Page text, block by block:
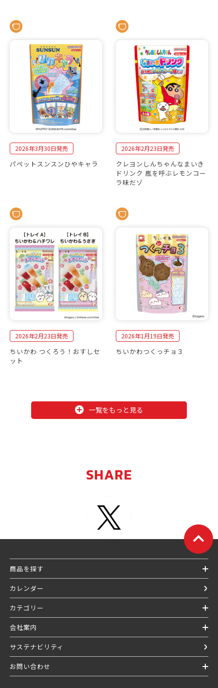
2026年3月30日発売
パペットスンスンひやキャラ
2026年2月23日発売
クレヨンしんちゃんなまいき
ドリンク 嵐を呼ぶレモンコー
ラ味だゾ
2026年2月23日発売
ちいかわ つくろう！おすしセ
ット
2026年1月19日発売
ちいかわつくっチョ３
一覧をもっと見る
SHARE
商品を探す
カレンダー
カテゴリー
会社案内
サステナビリティ
お問い合わせ